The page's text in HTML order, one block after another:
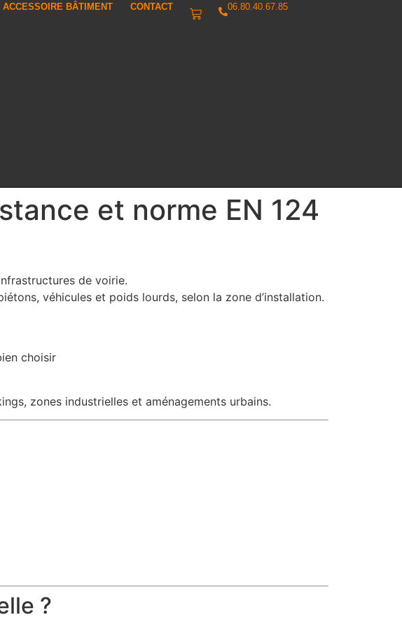
ACCESSOIRE BÂTIMENT CONTACT 06.80.40.67.85
et norme EN 124
de voirie.
véhicules et poids lourds, selon la zone d’installation.
choisir
zones industrielles et aménagements urbains.
?